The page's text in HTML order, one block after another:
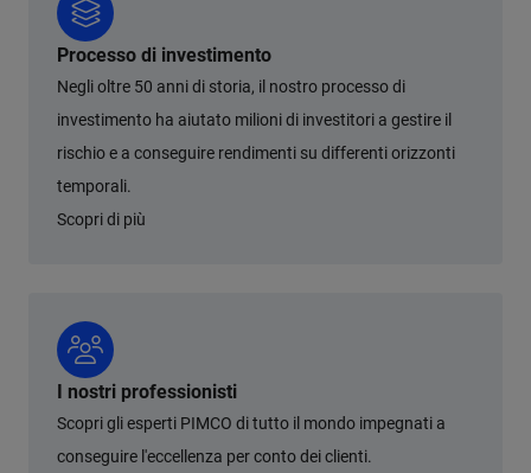
Processo di investimento
Negli oltre 50 anni di storia, il nostro processo di
investimento ha aiutato milioni di investitori a gestire il
rischio e a conseguire rendimenti su differenti orizzonti
temporali.
Scopri di più
I nostri professionisti
Scopri gli esperti PIMCO di tutto il mondo impegnati a
conseguire l'eccellenza per conto dei clienti.